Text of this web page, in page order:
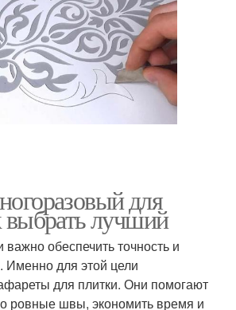
для
выбрать лучший
важно обеспечить точность и
Именно для этой цели
для плитки. Они помогают
ровные швы, экономить время и